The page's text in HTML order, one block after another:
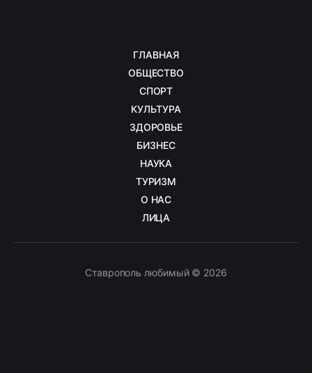
ГЛАВНАЯ
ОБЩЕСТВО
СПОРТ
КУЛЬТУРА
ЗДОРОВЬЕ
БИЗНЕС
НАУКА
ТУРИЗМ
О НАС
ЛИЦА
Ставрополь любимый © 2026